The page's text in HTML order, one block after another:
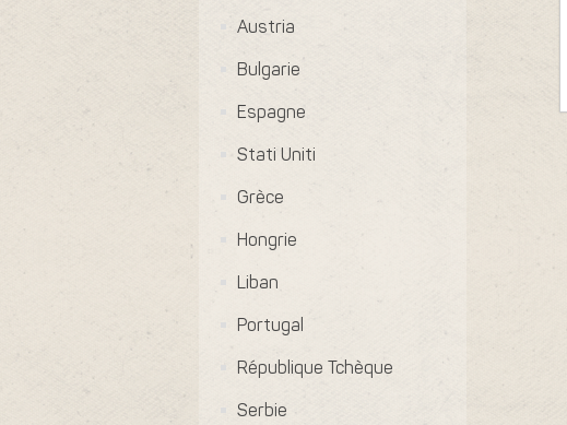
Austria
Bulgarie
Espagne
Stati Uniti
Grèce
Hongrie
Liban
Portugal
République Tchèque
Serbie